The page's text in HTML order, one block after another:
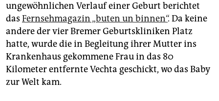
epaper login
ungewöhnlichen Verlauf einer Geburt berichtet
das Fernsehmagazin ­„buten un binnen“. Da keine
andere der vier Bremer Geburtskliniken Platz
hatte, wurde die in Begleitung ihrer Mutter ins
Krankenhaus gekommene Frau in das 80
Kilometer entfernte Vechta geschickt, wo das Baby
zur Welt kam.